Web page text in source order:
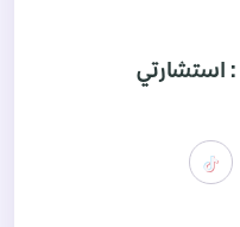
استشارتي